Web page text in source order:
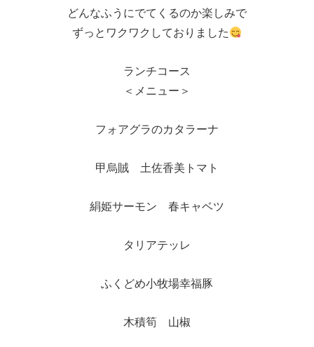
どんなふうにでてくるのか楽しみで
ずっとワクワクしておりました
ランチコース
＜メニュー＞
フォアグラのカタラーナ
甲烏賊 土佐香美トマト
絹姫サーモン 春キャベツ
タリアテッレ
ふくどめ小牧場幸福豚
木積筍 山椒